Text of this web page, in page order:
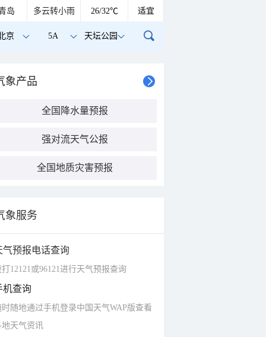
岛 多云转小雨 26/32℃ 适宜
京 5A 天坛公园
象产品
全国降水量预报
强对流天气公报
全国地质灾害预报
象服务
气预报电话查询
打12121或96121进行天气预报查询
机查询
时随地通过手机登录中国天气WAP版查看
地天气资讯